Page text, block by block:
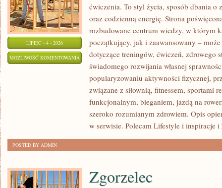
LIPIEC - 4 - 2026
MOŻLIWOŚĆ KOMENTOWANIA TRENING
SIŁOWY
ćwiczenia. To styl życia, sposób dbania o
oraz codzienną energię. Strona
rozbudowane centrum wiedzy, w którym
początkujący, jak i zaawansowany –
dotyczące treningów, ćwiczeń, zdrowego
świadomego rozwijania własnej
popularyzowaniu aktywności fizycznej,
związane z siłownią, fitnessem, sportami
funkcjonalnym, bieganiem, jazdą na
szeroko rozumianym zdrowiem. Opis
w serwisie. Polecam Lifestyle i inspiracje i
POSTED BY ADMIN
Zgorzelec